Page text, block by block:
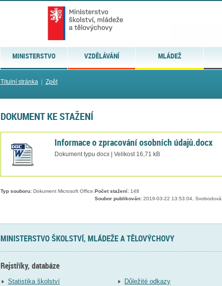
MINISTERSTVO VZDĚLÁVÁNÍ MLÁDEŽ
Titulní stránka| Zpět
DOKUMENT KE STAŽENÍ
Informace o zpracování osobních údajů.docx
Dokument typu docx | Velikost 16,71 kB
Typ souboru:Dokument Microsoft Office. Počet stažení:148
Soubor publikován:2019-03-22 13:53:04, Svobodová
MINISTERSTVO ŠKOLSTVÍ, MLÁDEŽE A TĚLOVÝCHOVY
Rejstříky, databáze
Statistika školství
Důležité odkazy